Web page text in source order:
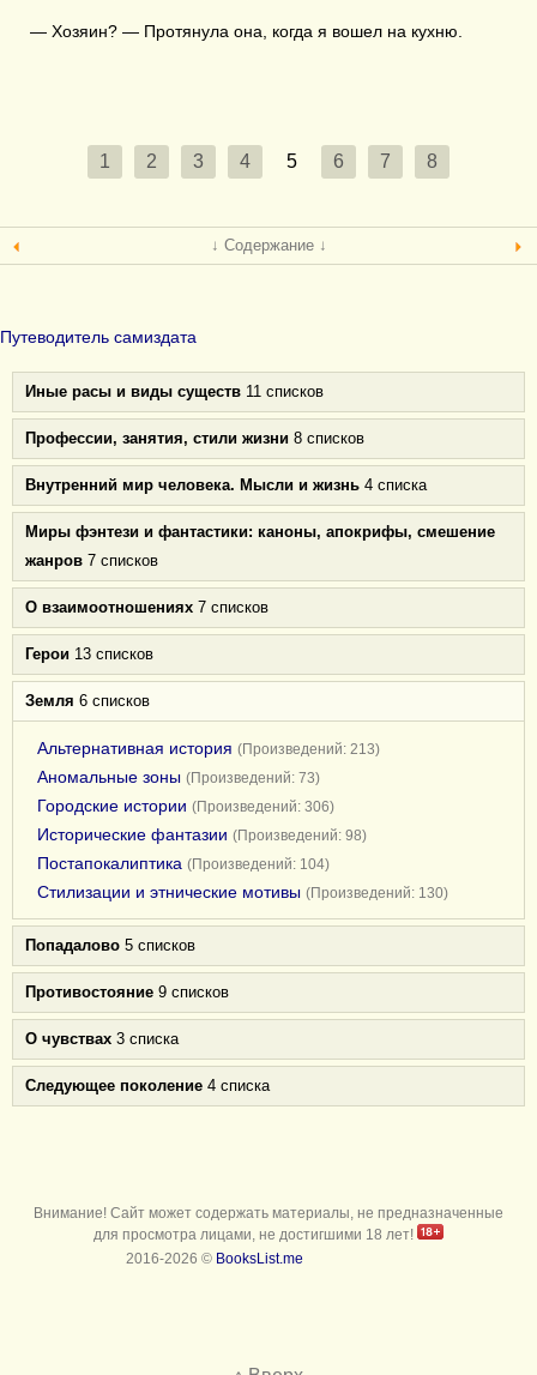
— Хозяин? — Протянула она, когда я вошел на кухню.
1 2 3 4 5 6 7 8
↓ Содержание ↓
Путеводитель самиздата
Иные расы и виды существ 11 списков
Профессии, занятия, стили жизни 8 списков
Внутренний мир человека. Мысли и жизнь 4 списка
Миры фэнтези и фантастики: каноны, апокрифы, смешение
жанров 7 списков
О взаимоотношениях 7 списков
Герои 13 списков
Земля 6 списков
Альтернативная история (Произведений: 213)
Аномальные зоны (Произведений: 73)
Городские истории (Произведений: 306)
Исторические фантазии (Произведений: 98)
Постапокалиптика (Произведений: 104)
Стилизации и этнические мотивы (Произведений: 130)
Попадалово 5 списков
Противостояние 9 списков
О чувствах 3 списка
Следующее поколение 4 списка
Внимание! Сайт может содержать материалы, не предназначенные
для просмотра лицами, не достигшими 18 лет!
2016-2026 © BooksList.me